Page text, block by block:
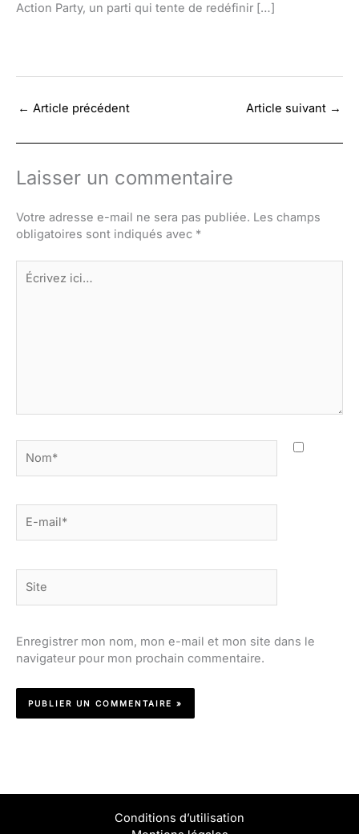
Action Party, un parti qui tente de redéfinir […]
← Article précédent Article suivant →
Laisser un commentaire
Votre adresse e-mail ne sera pas publiée. Les champs
obligatoires sont indiqués avec *
Écrivez
ici…
mail*
Enregistrer mon nom, mon e-mail et mon site dans le
navigateur pour mon prochain commentaire.
Conditions d’utilisation